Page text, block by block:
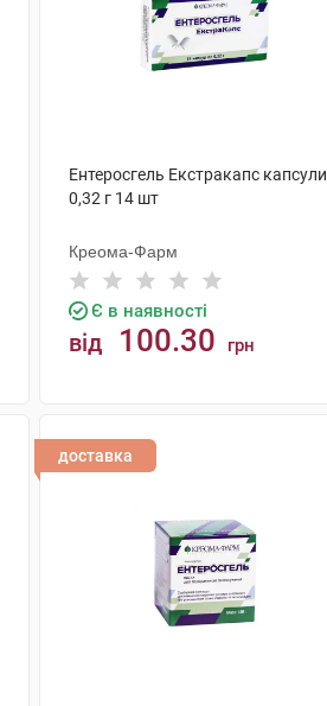
Ентеросгель Екстракапс капсули
0,32 г 14 шт
Креома-Фарм
Є в наявності
від 100.30 грн
доставка